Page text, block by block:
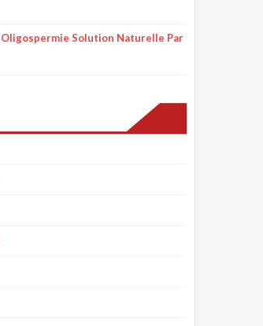
Oligospermie Solution Naturelle Par